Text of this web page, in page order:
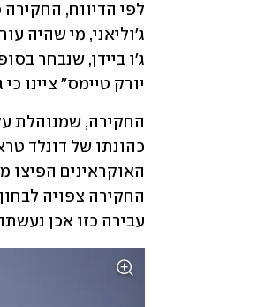
יורק טיימס" ציינו
עבירה כזו אכן